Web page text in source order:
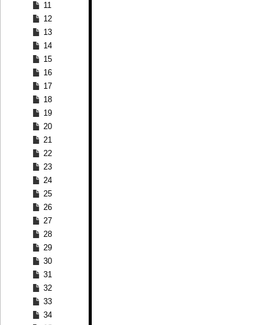
11
12
13
14
15
16
17
18
19
20
21
22
23
24
25
26
27
28
29
30
31
32
33
34